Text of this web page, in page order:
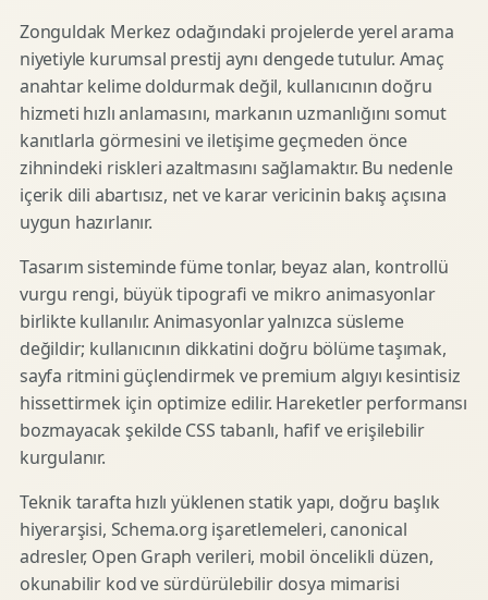
Zonguldak Merkez odağındaki projelerde yerel arama
niyetiyle kurumsal prestij aynı dengede tutulur. Amaç
anahtar kelime doldurmak değil, kullanıcının doğru
hizmeti hızlı anlamasını, markanın uzmanlığını somut
kanıtlarla görmesini ve iletişime geçmeden önce
zihnindeki riskleri azaltmasını sağlamaktır. Bu nedenle
içerik dili abartısız, net ve karar vericinin bakış açısına
uygun hazırlanır.
Tasarım sisteminde füme tonlar, beyaz alan, kontrollü
vurgu rengi, büyük tipografi ve mikro animasyonlar
birlikte kullanılır. Animasyonlar yalnızca süsleme
değildir; kullanıcının dikkatini doğru bölüme taşımak,
sayfa ritmini güçlendirmek ve premium algıyı kesintisiz
hissettirmek için optimize edilir. Hareketler performansı
bozmayacak şekilde CSS tabanlı, hafif ve erişilebilir
kurgulanır.
Teknik tarafta hızlı yüklenen statik yapı, doğru başlık
hiyerarşisi, Schema.org işaretlemeleri, canonical
adresler, Open Graph verileri, mobil öncelikli düzen,
okunabilir kod ve sürdürülebilir dosya mimarisi